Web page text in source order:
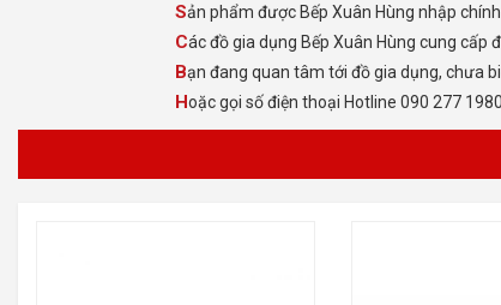
Sản phẩm được Bếp Xuân Hùng nhập
Các đồ gia dụng Bếp Xuân Hùng cung
Bạn đang quan tâm tới đồ gia dụng, chưa
Hoặc gọi số điện thoại Hotline 090 277 1980